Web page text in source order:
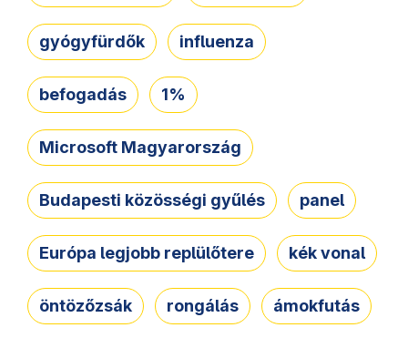
gyógyfürdők influenza
befogadás 1%
Microsoft Magyarország
Budapesti közösségi gyűlés panel
Európa legjobb replülőtere kék vonal
öntözőzsák rongálás ámokfutás